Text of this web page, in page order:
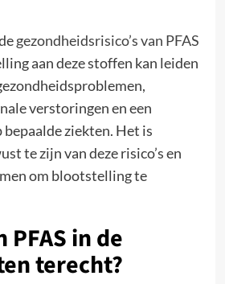
gezondheidsrisico’s van PFAS
aan deze stoffen kan leiden
verstoringen en een
ziekten. Het is
te zijn van deze risico’s en
om blootstelling te
PFAS in de
terecht?